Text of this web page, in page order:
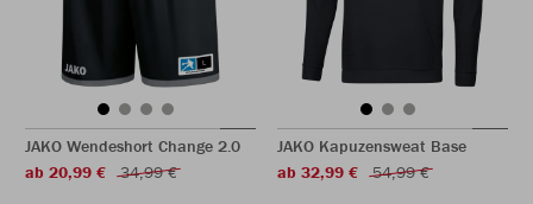
JAKO Wendeshort Change 2.0
ab 20,99 €
34,99 €
JAKO Kapuzensweat Base
ab 32,99 €
54,99 €